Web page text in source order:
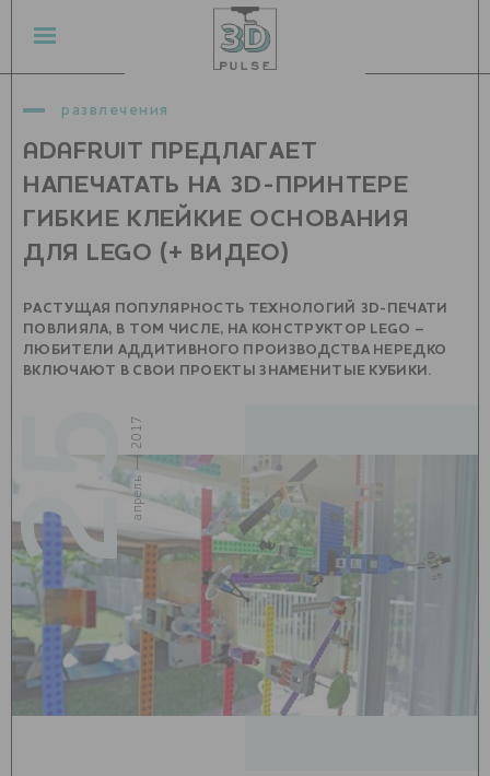
развлечения
ADAFRUIT ПРЕДЛАГАЕТ
НАПЕЧАТАТЬ НА 3D-ПРИНТЕРЕ
ГИБКИЕ КЛЕЙКИЕ ОСНОВАНИЯ
ДЛЯ LEGO (+ ВИДЕО)
РАСТУЩАЯ ПОПУЛЯРНОСТЬ ТЕХНОЛОГИЙ 3D-ПЕЧАТИ
ПОВЛИЯЛА, В ТОМ ЧИСЛЕ, НА КОНСТРУКТОР LEGO –
ЛЮБИТЕЛИ АДДИТИВНОГО ПРОИЗВОДСТВА НЕРЕДКО
ВКЛЮЧАЮТ В СВОИ ПРОЕКТЫ ЗНАМЕНИТЫЕ КУБИКИ.
25
апрель — 2017